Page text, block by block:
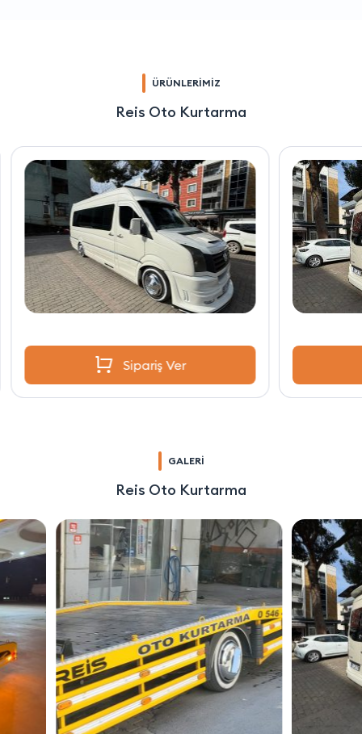
ÜRÜNLERİMİZ
Reis Oto Kurtarma
Sipariş Ver
GALERİ
Reis Oto Kurtarma